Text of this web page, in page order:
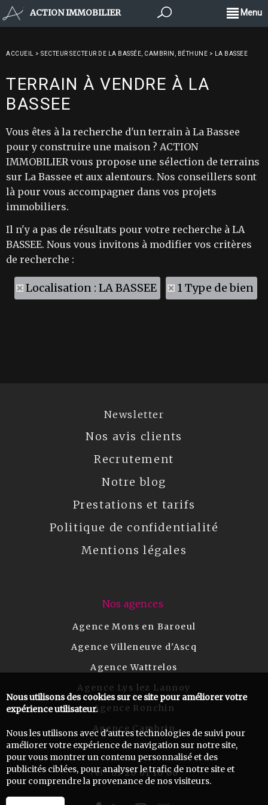
ACTION IMMOBILIER Menu
ACCUEIL > SECTEUR SECTEUR DE LA BASSÉE, CAMBRIN, BÉTHUNE > LA BASSEE
TERRAIN À VENDRE À LA
BASSEE
Vous êtes à la recherche d'un terrain à La Bassee
pour y construire une maison ? ACTION
IMMOBILIER vous propose une sélection de terrains
sur La Bassee et aux alentours. Nos conseillers sont
là pour vous accompagner dans vos projets
immobiliers.
Il n'y a pas de résultats pour votre recherche à LA
BASSEE. Nous vous invitons à modifier vos critères
de recherche :
Localisation : LA BASSEE 1 Type de bien
Newsletter
Nos avis clients
Recrutement
Notre blog
Prestations et tarifs
Politique de confidentialité
Mentions légales
Nos agences
Agence Mons en Baroeul
Agence Villeneuve d'Ascq
Agence Wattrelos
Agence Lys lez Lannoy
Agence Ronchin
Agence Cambrin
Tel :03 20 61 10 00
Nous utilisons des cookies sur ce site pour améliorer votre
expérience utilisateur.
Nous les utilisons avec d'autres technologies de suivi pour
améliorer votre expérience de navigation sur notre site,
pour vous montrer un contenu personnalisé et des
publicités ciblées, pour analyser le trafic de notre site et
pour comprendre la provenance de nos visiteurs.